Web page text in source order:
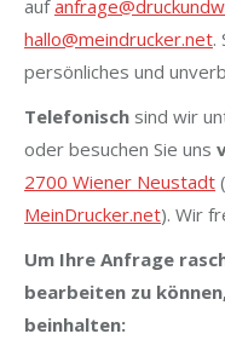
auf
hallo@meindrucker.net.
persönliches und
Telefonisch sind wir
oder besuchen Sie uns
2700 Wiener Neustadt
MeinDrucker.net). Wir
Um Ihre Anfrage
bearbeiten zu
beinhalten: